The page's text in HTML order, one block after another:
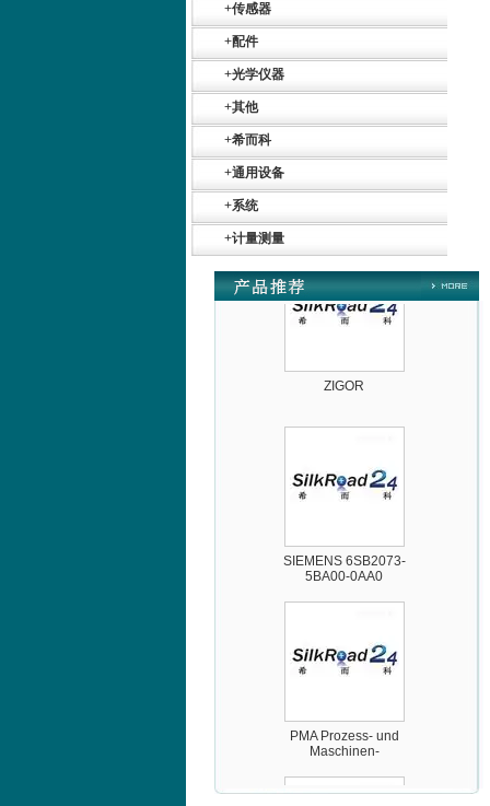
+传感器
+配件
+光学仪器
+其他
+希而科
+通用设备
+系统
+计量测量
SR+KH-AFB AF24-
5BA00-0AA0
Maschinen-
Automation GmbH